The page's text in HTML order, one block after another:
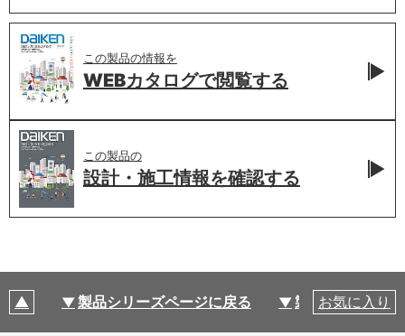
この製品の情報を
WEBカタログで閲覧する
この製品の
設計・施工情報を確認する
製品シリーズページに戻る 製品仕様
お気に入り